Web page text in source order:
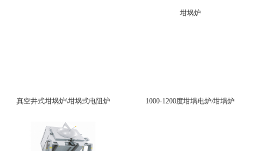
坩埚炉
真空井式坩埚炉\坩埚式电阻炉 1000-1200度坩埚电炉/坩埚炉